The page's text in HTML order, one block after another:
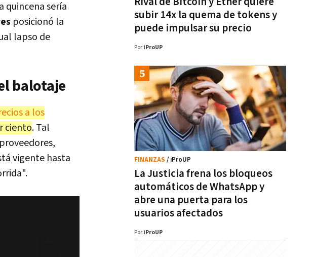
quincena sería
posicionó la
lapso de
balotaje
a los
ciento. Tal
vigente hasta
subir 14x la quema de tokens y
puede impulsar su precio
Por iProUP
La Justicia frena los bloqueos
automáticos de WhatsApp y
abre una puerta para los
usuarios afectados
FINANZAS / iProUP
Por iProUP